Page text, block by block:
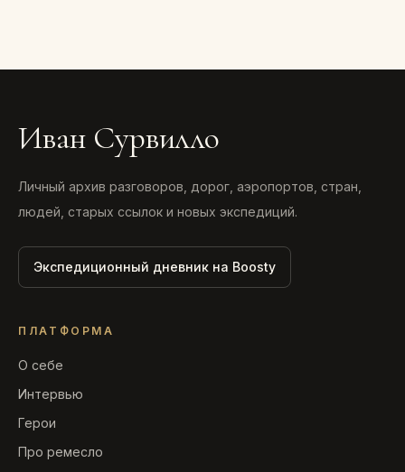
Иван Сурвилло
Личный архив разговоров, дорог, аэропортов, стран,
людей, старых ссылок и новых экспедиций.
Экспедиционный дневник на Boosty
ПЛАТФОРМА
О себе
Интервью
Герои
Про ремесло